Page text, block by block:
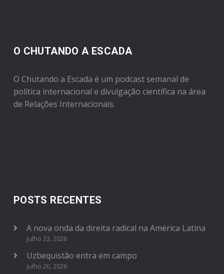
O CHUTANDO A ESCADA
O Chutando a Escada é um podcast semanal de
política internacional e divulgação científica na área
de Relações Internacionais.
POSTS RECENTES
A nova onda da direita radical na América Latina
julho 23, 2026
Uzbequistão entra em campo
julho 20, 2026